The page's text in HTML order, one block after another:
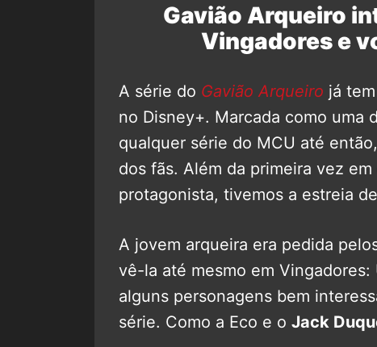
Gavião Arqueiro
Vingadores e
A série do Gavião Arqueiro já
no Disney+. Marcada como uma
qualquer série do MCU até
dos fãs. Além da primeira vez
protagonista, tivemos a estreia de
A jovem arqueira era pedida
vê-la até mesmo em
alguns personagens bem
série. Como a Eco e o Jack